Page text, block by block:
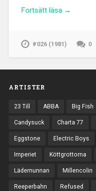
Fortsätt läsa →
#026 (1981) 0
ARTISTER
23 Till ABBA Big Fish
Candysuck Charta 77
Eggstone Electric Boys
Imperiet Köttgrottorna
Lädernunnan Millencolin
Reeperbahn Refused